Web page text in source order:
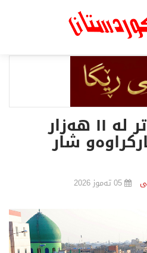
لە کەرکوک زیاتر لە ١١ هەزار
شار
05 تەموز 2026